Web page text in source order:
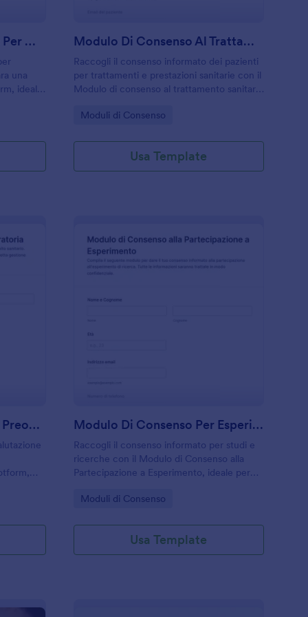
Modulo Di Consultazione Per Microneedling
una
ideale
online.
Modulo Di Consenso Al Trattamento
Raccogli il consenso informato dei pazienti
per trattamenti e prestazioni sanitarie con il
Modulo di consenso al trattamento sanitario
ambulatori e strutture che gestiscono la
Go to Category:
Moduli di Consenso
Usa Template
Dichiarazione Di Idoneità Preoperatoria Form
dati
Modulo Di Consenso Per Esperimento
Raccogli il consenso informato per studi e
ricerche con il Modulo di Consenso alla
Partecipazione a Esperimento, ideale per
semplificare la raccolta dati e gestire ogni
Go to Category:
Moduli di Consenso
Usa Template